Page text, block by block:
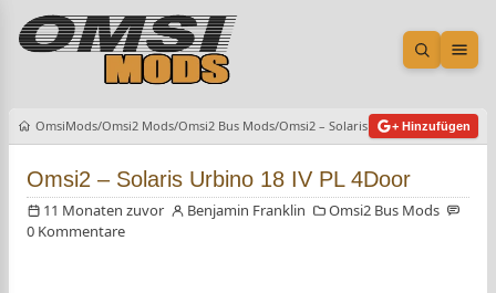
Suche
OmsiMods Omsi2 Mods Omsi2 Bus Mods Omsi2 – Solaris Urbino 18 IV PL
+ Hinzufügen
Omsi2 – Solaris Urbino 18 IV PL 4Door
11 Monaten zuvor Benjamin Franklin
Omsi2 Bus Mods
0 Kommentare